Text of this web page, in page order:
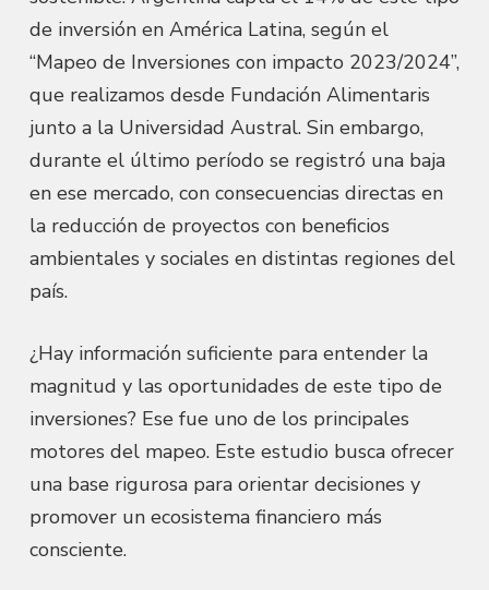
de inversión en América Latina, según el
“Mapeo de Inversiones con impacto 2023/2024”,
que realizamos desde Fundación Alimentaris
junto a la Universidad Austral. Sin embargo,
durante el último período se registró una baja
en ese mercado, con consecuencias directas en
la reducción de proyectos con beneficios
ambientales y sociales en distintas regiones del
país.
¿Hay información suficiente para entender la
magnitud y las oportunidades de este tipo de
inversiones? Ese fue uno de los principales
motores del mapeo. Este estudio busca ofrecer
una base rigurosa para orientar decisiones y
promover un ecosistema financiero más
consciente.